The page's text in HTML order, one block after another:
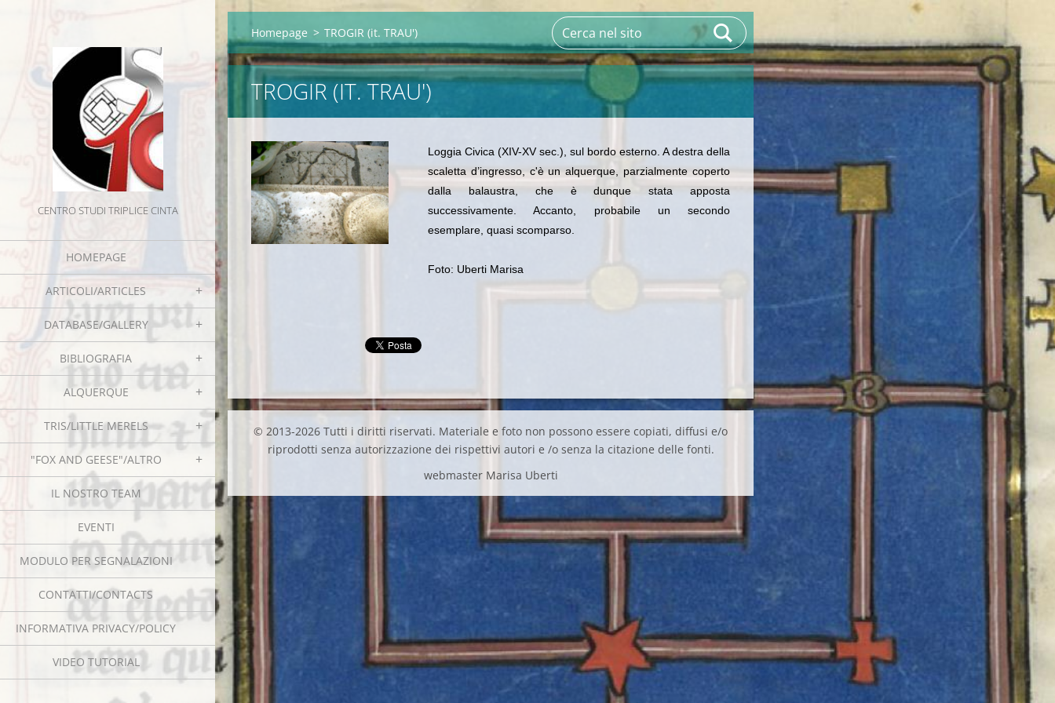
CENTRO STUDI TRIPLICE CINTA
HOMEPAGE
ARTICOLI/ARTICLES
DATABASE/GALLERY
BIBLIOGRAFIA
ALQUERQUE
TRIS/LITTLE MERELS
"FOX AND GEESE"/ALTRO
IL NOSTRO TEAM
EVENTI
MODULO PER SEGNALAZIONI
CONTATTI/CONTACTS
INFORMATIVA PRIVACY/POLICY
VIDEO TUTORIAL
Homepage > TROGIR (it. TRAU')
TROGIR (IT. TRAU')
Loggia Civica (XIV-XV sec.), sul bordo esterno. A destra della
scaletta d’ingresso, c'è un alquerque, parzialmente coperto
dalla balaustra, che è dunque stata apposta
successivamente. Accanto, probabile un secondo
esemplare, quasi scomparso.
Foto: Uberti Marisa
© 2013-2026 Tutti i diritti riservati. Materiale e foto non possono essere copiati, diffusi e/o
riprodotti senza autorizzazione dei rispettivi autori e /o senza la citazione delle fonti.
webmaster Marisa Uberti